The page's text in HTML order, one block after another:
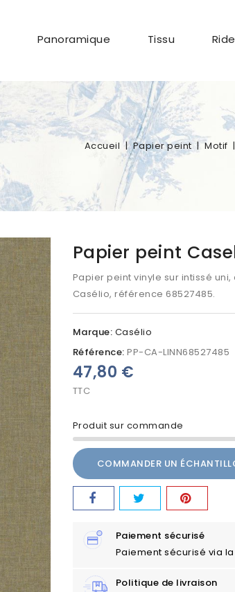
Panoramique Tissu
Accueil Papier peint Motif
Papier peint
Papier peint vinyle sur intissé
Casélio, référence 68527485.
Marque: Casélio
Référence: PP-CA-LINN68527485
Produit sur commande
47,80 €
TTC
COMMANDER UN
Paiement sécurisé
Paiement sécurisé via
Politique de livraison